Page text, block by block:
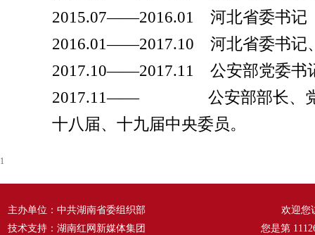
2015.07——2016.01 河北省委书记
2016.01——2017.10 河北省委书记
2017.10——2017.11 公安部党委书
2017.11—— 公安部部长、党
十八届、十九届中央委员。
1
主办单位：中共湖南省委组织部
技术支持：湖南红网新媒体集团
欢迎您
您是第